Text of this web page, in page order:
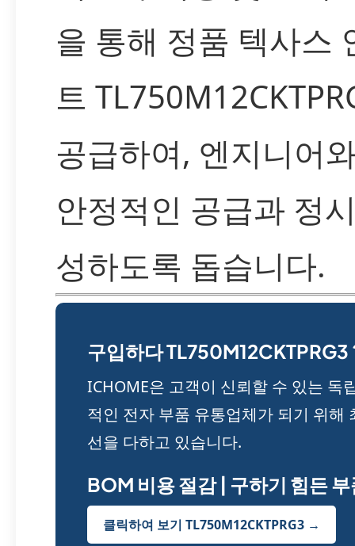
을 통해 정품 텍사스
트
공급하여, 엔지니어
안정적인 공급과 정
성하도록 돕습니다.
구입하다 TL750M12CKTPRG3
ICHOME은 고객이 신뢰할 수 있는 독
적인 전자 부품 유통업체가 되기 위해
선을 다하고 있습니다.
BOM 비용 절감 | 구하기 힘든
클릭하여 보기 TL750M12CKTPRG3 →